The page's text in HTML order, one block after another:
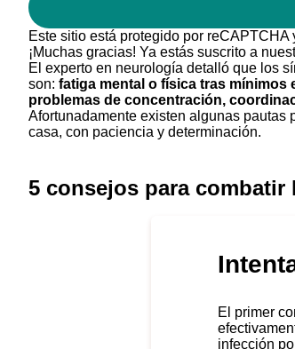
Este sitio está protegido por reCAPTCHA
¡Muchas gracias! Ya estás suscrito a
El experto en neurología detalló que los
son: fatiga mental o física tras mínimos
problemas de concentración,
Afortunadamente existen algunas pautas
casa, con paciencia y determinación.
5 consejos para combatir
El primer consejo del neurólogo James Giordano es intentar detectar que
infección